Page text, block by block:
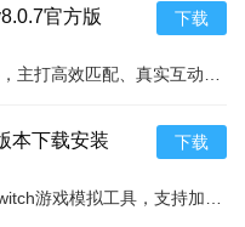
官方版 下载
本下载安装
下载